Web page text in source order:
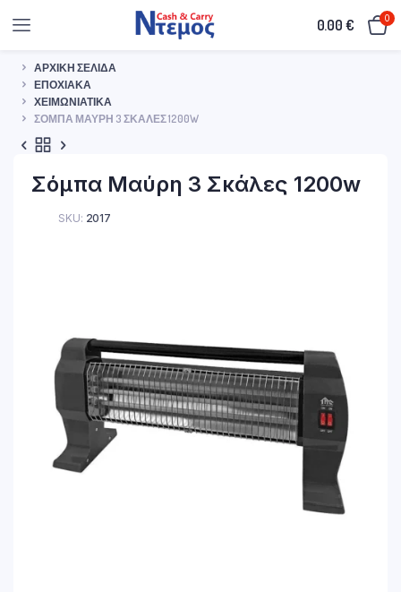
0.00€ 0
ΑΡΧΙΚΉ ΣΕΛΊΔΑ
ΕΠΟΧΙΑΚΆ
ΧΕΙΜΩΝΙΆΤΙΚΑ
ΣΌΜΠΑ ΜΑΎΡΗ 3 ΣΚΆΛΕΣ 1200W
Σόμπα Μαύρη 3 Σκάλες 1200w
SKU: 2017